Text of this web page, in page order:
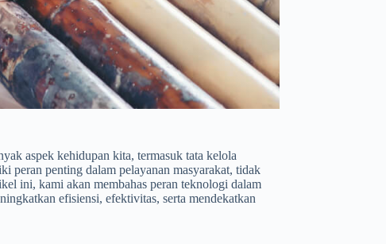
aspek kehidupan kita, termasuk tata kelola
peran penting dalam pelayanan masyarakat, tidak
ini, kami akan membahas peran teknologi dalam
efisiensi, efektivitas, serta mendekatkan